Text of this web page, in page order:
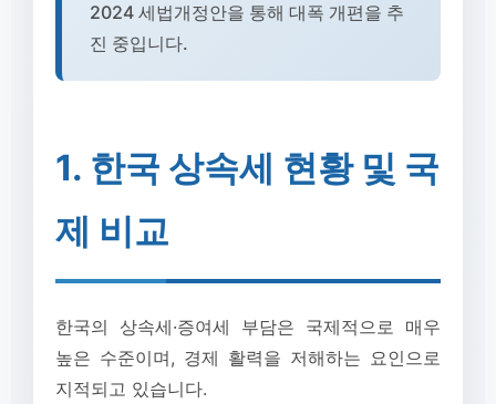
2024 세법개정안을 통해 대폭 개편을 추
진 중입니다.
1. 한국 상속세 현황 및 국
제 비교
한국의 상속세·증여세 부담은 국제적으로 매우
높은 수준이며, 경제 활력을 저해하는 요인으로
지적되고 있습니다.